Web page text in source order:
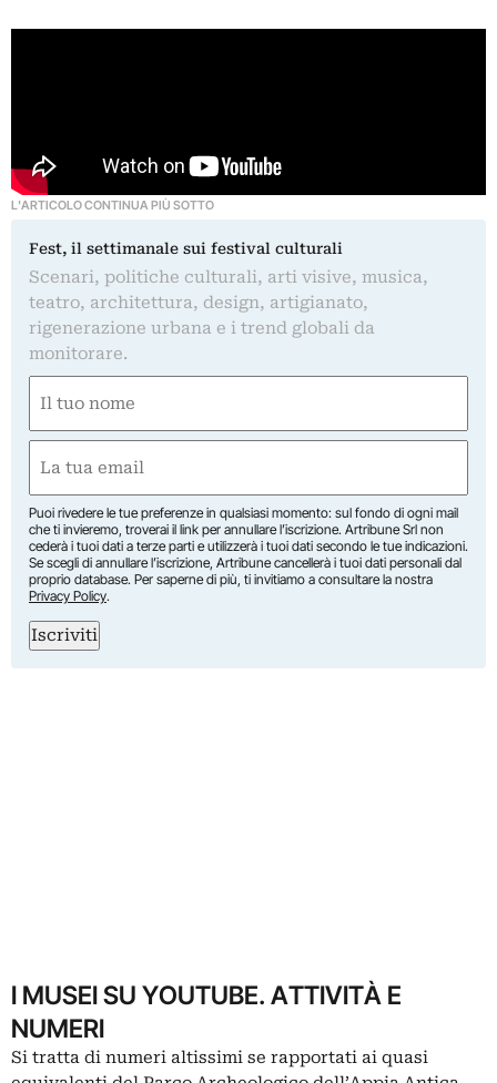
L'ARTICOLO CONTINUA PIÙ SOTTO
Fest, il settimanale sui festival culturali
Scenari, politiche culturali, arti visive, musica,
teatro, architettura, design, artigianato,
rigenerazione urbana e i trend globali da
monitorare.
(Required)
First
(Required)
Puoi rivedere le tue preferenze in qualsiasi momento: sul fondo di ogni mail
che ti invieremo, troverai il link per annullare l’iscrizione. Artribune Srl non
cederà i tuoi dati a terze parti e utilizzerà i tuoi dati secondo le tue indicazioni.
Se scegli di annullare l’iscrizione, Artribune cancellerà i tuoi dati personali dal
proprio database. Per saperne di più, ti invitiamo a consultare la nostra
Privacy Policy.
Iscriviti
I MUSEI SU YOUTUBE. ATTIVITÀ E
NUMERI
Si tratta di numeri altissimi se rapportati ai quasi